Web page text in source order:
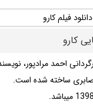
کارو
احمد مرادپور،
ساخته شده است.